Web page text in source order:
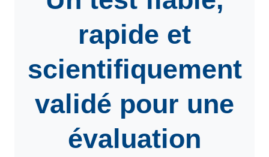
rapide et
scientifiquement
validé pour une
évaluation